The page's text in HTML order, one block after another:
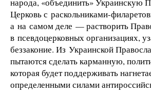
народа, «объединить» Украинскую
Церковь с раскольниками-
а на самом деле — растворить
в псевдоцерковных организациях,
беззаконие. Из Украинской
пытаются сделать карманную,
которая будет поддерживать
определенными силами